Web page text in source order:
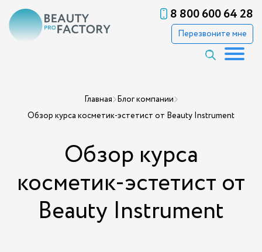
8 800 600 64 28
Перезвоните мне
Главная Блог компании
Обзор курса косметик-эстетист от Beauty Instrument
Обзор курса
косметик-эстетист от
Beauty Instrument